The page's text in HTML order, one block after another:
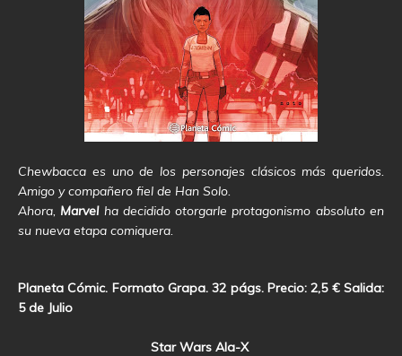
Chewbacca es uno de los personajes clásicos más queridos.
Amigo y compañero fiel de Han Solo.
Ahora, Marvelha decidido otorgarle protagonismo absoluto en
su nueva etapa comiquera.
Planeta Cómic. Formato Grapa. 32 págs. Precio: 2,5 € Salida:
5 de Julio
Star Wars Ala-X